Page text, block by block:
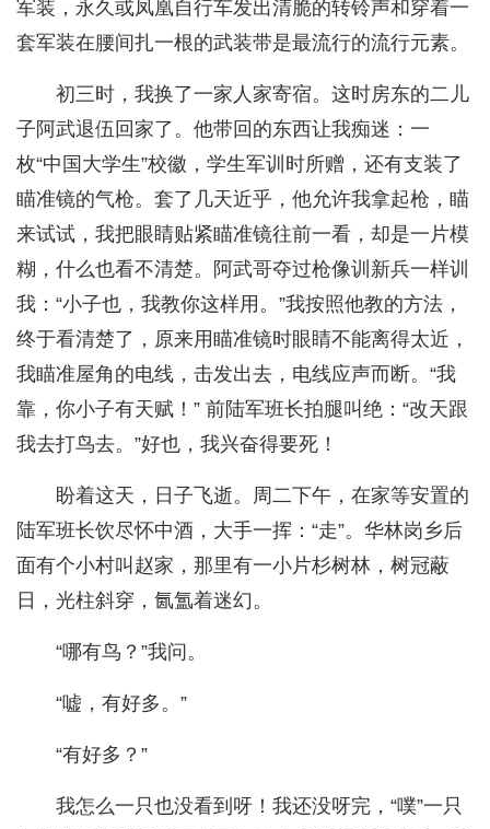
军装，永久或凤凰自行车发出清脆的转铃声和穿着一
套军装在腰间扎一根的武装带是最流行的流行元素。
初三时，我换了一家人家寄宿。这时房东的二儿
子阿武退伍回家了。他带回的东西让我痴迷：一
枚“中国大学生”校徽，学生军训时所赠，还有支装了
瞄准镜的气枪。套了几天近乎，他允许我拿起枪，瞄
来试试，我把眼睛贴紧瞄准镜往前一看，却是一片模
糊，什么也看不清楚。阿武哥夺过枪像训新兵一样训
我：“小子也，我教你这样用。”我按照他教的方法，
终于看清楚了，原来用瞄准镜时眼睛不能离得太近，
我瞄准屋角的电线，击发出去，电线应声而断。“我
靠，你小子有天赋！” 前陆军班长拍腿叫绝：“改天跟
我去打鸟去。”好也，我兴奋得要死！
盼着这天，日子飞逝。周二下午，在家等安置的
陆军班长饮尽怀中酒，大手一挥：“走”。华林岗乡后
面有个小村叫赵家，那里有一小片杉树林，树冠蔽
日，光柱斜穿，氤氲着迷幻。
“哪有鸟？”我问。
“嘘，有好多。”
“有好多？”
我怎么一只也没看到呀！我还没呀完，“噗”一只